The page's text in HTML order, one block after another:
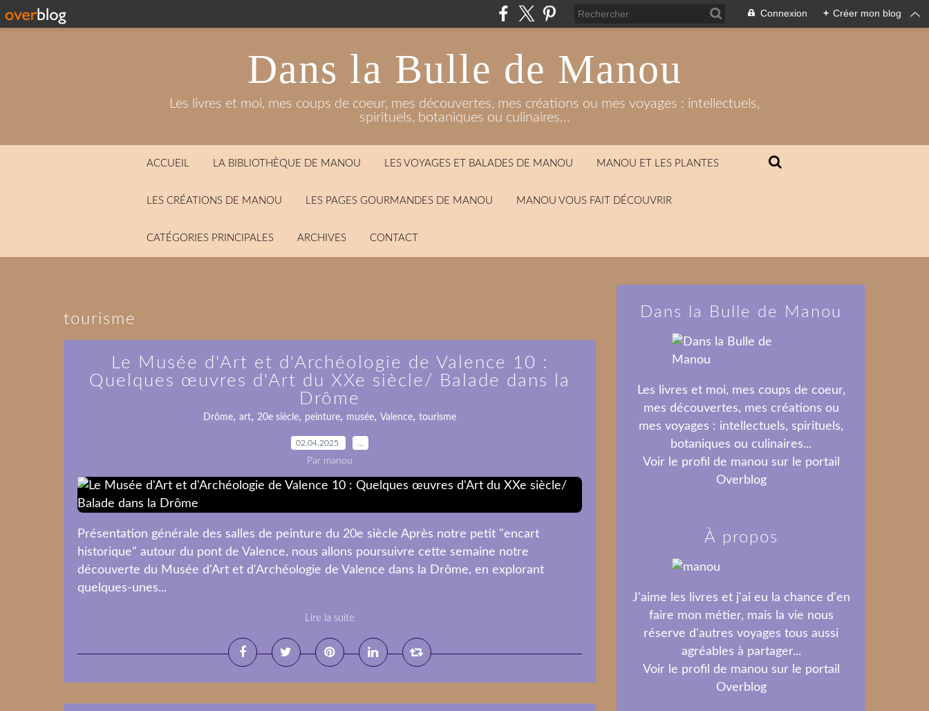
Connexion + Créer mon blog
Dans la Bulle de Manou
Les livres et moi, mes coups de coeur, mes découvertes, mes créations ou mes voyages : intellectuels,
spirituels, botaniques ou culinaires...
ACCUEIL LA BIBLIOTHÈQUE DE MANOU LES VOYAGES ET BALADES DE MANOU MANOU ET LES PLANTES
LES CRÉATIONS DE MANOU LES PAGES GOURMANDES DE MANOU MANOU VOUS FAIT DÉCOUVRIR
CATÉGORIES PRINCIPALES ARCHIVES CONTACT
tourisme
Le Musée d'Art et d'Archéologie de Valence 10 :
Quelques œuvres d'Art du XXe siècle/ Balade dans la
Drôme
Drôme, art, 20e siècle, peinture, musée, Valence, tourisme
02.04.2025
Par manou
Présentation générale des salles de peinture du 20e siècle Après notre petit "encart
historique" autour du pont de Valence, nous allons poursuivre cette semaine notre
découverte du Musée d'Art et d'Archéologie de Valence dans la Drôme, en explorant
quelques-unes...
Lire la suite
Dans la Bulle de Manou
Les livres et moi, mes coups de coeur,
mes découvertes, mes créations ou
mes voyages : intellectuels, spirituels,
botaniques ou culinaires...
Voir le profil de manou sur le portail
Overblog
À propos
J'aime les livres et j'ai eu la chance d'en
faire mon métier, mais la vie nous
réserve d'autres voyages tous aussi
agréables à partager...
Voir le profil de manou sur le portail
Overblog